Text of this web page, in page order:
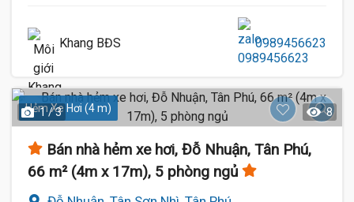
Khang BĐS 0989456623
Hẻm Xe Hơi (4 m)
1 / 3 8
Bán nhà hẻm xe hơi, Đỗ Nhuận, Tân Phú,
66 m² (4m x 17m), 5 phòng ngủ